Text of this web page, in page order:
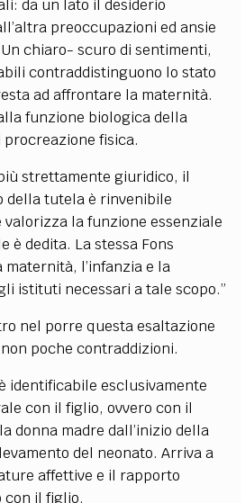
da un lato il desiderio
preoccupazioni ed ansie
chiaro- scuro di sentimenti,
contraddistinguono lo stato
ad affrontare la maternità.
funzione biologica della
fisica.
strettamente giuridico, il
della tutela è rinvenibile
valorizza la funzione essenziale
è dedita. La stessa Fons
l’infanzia e la
istituti necessari a tale scopo.”
nel porre questa esaltazione
poche contraddizioni.
identificabile esclusivamente
con il figlio, ovvero con il
donna madre dall’inizio della
del neonato. Arriva a
affettive e il rapporto
il figlio.